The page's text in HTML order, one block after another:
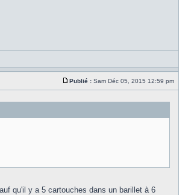
Publié : Sam Déc 05, 2015 12:59 pm
qu'il y a 5 cartouches dans un barillet à 6